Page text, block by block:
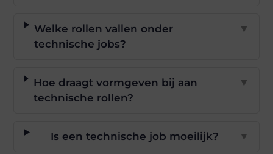
Welke rollen vallen onder
technische jobs?
▼
Hoe draagt vormgeven bij aan
technische rollen?
▼
Is een technische job moeilijk? ▼